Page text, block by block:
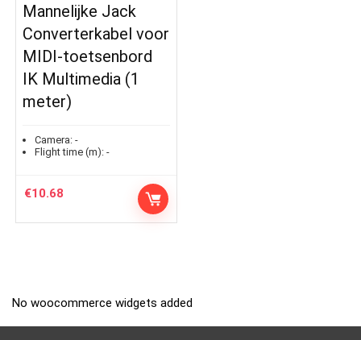
Mannelijke Jack
Converterkabel voor
MIDI-toetsenbord
IK Multimedia (1
meter)
Camera: -
Flight time (m): -
€10.68
No woocommerce widgets added